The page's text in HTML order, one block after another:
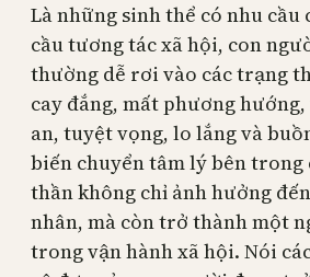
Là những sinh thể có nhu cầu
cầu tương tác xã hội, con
thường dễ rơi vào các trạng
cay đắng, mất phương
an, tuyệt vọng, lo lắng và
biến chuyển tâm lý bên
thần không chỉ ảnh hưởng
nhân, mà còn trở thành một
trong vận hành xã hội. Nói